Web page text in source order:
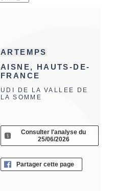
ARTEMPS
AISNE, HAUTS-DE-
FRANCE
UDI DE LA VALLEE DE
LA SOMME
Consulter l'analyse du
25/06/2026
Partager cette page